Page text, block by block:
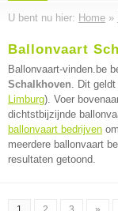
U bent nu hier: Home »
Ballonvaart
Ballonvaart-vinden.be
Schalkhoven. Dit
Limburg). Voer
dichtstbijzijnde
ballonvaart bedrijven
meerdere ballonvaart
resultaten getoond.